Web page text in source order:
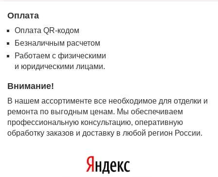
Оплата
Оплата QR-кодом
Безналичным расчетом
Работаем с физическими
и юридическими лицами.
Внимание!
В нашем ассортименте все необходимое для отделки и
ремонта по выгодным ценам. Мы обеспечиваем
профессиональную консультацию, оперативную
обработку заказов и доставку в любой регион России.